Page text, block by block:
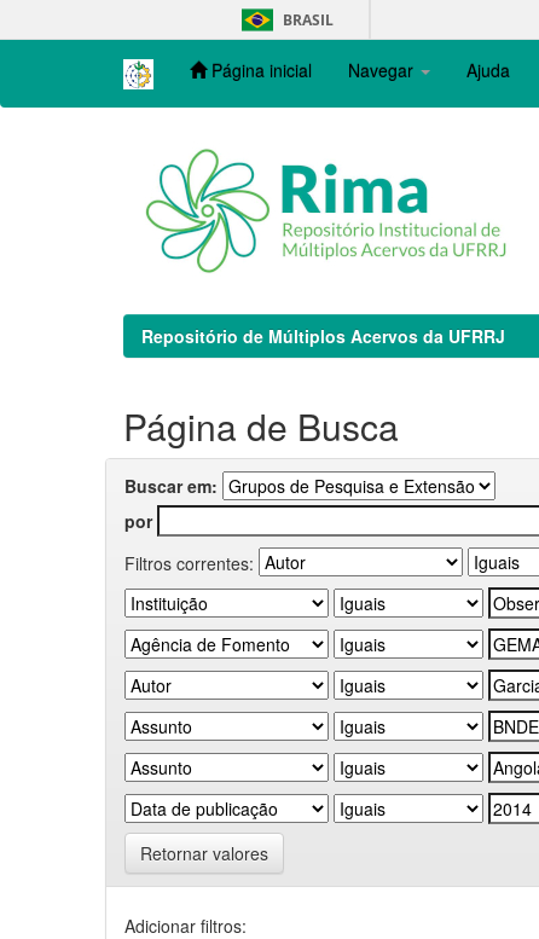
navigation
BRASIL
Página inicial Navegar Ajuda
Repositório de Múltiplos Acervos da UFRRJ
Página de Busca
Buscar em:
por
Filtros correntes:
Retornar valores
Adicionar filtros: